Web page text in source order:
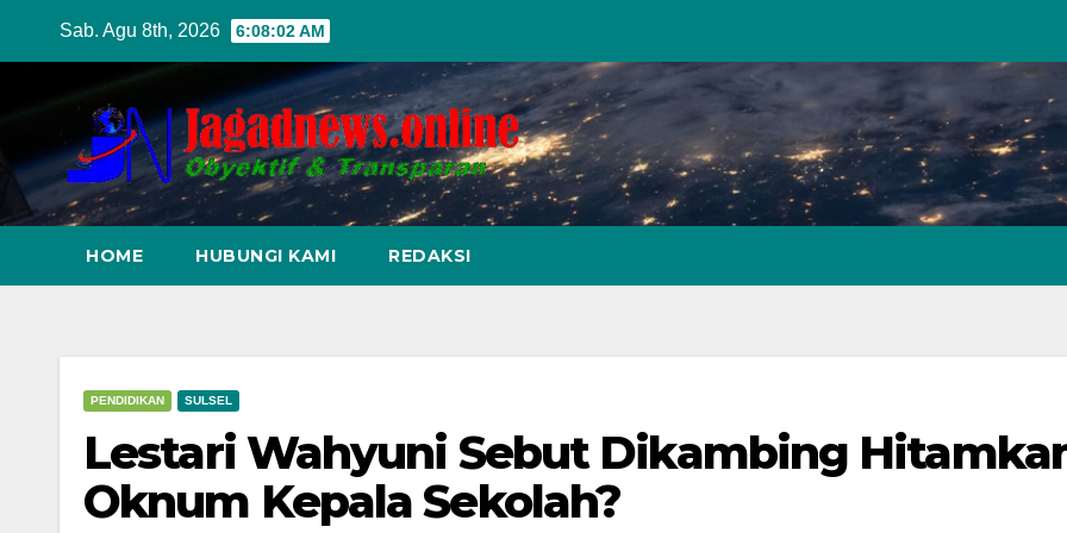
Sab. Agu 8th, 2026 6:08:03 AM
HOME HUBUNGI KAMI REDAKSI
PENDIDIKAN SULSEL
Lestari Wahyuni Sebut Dikambing
Oknum Kepala Sekolah?